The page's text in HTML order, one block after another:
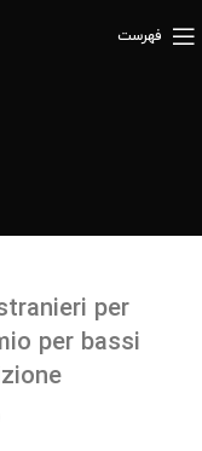
فهرست
per
per bassi